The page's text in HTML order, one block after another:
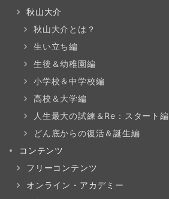
秋山大介
秋山大介とは？
生い立ち編
生後＆幼稚園編
小学校＆中学校編
高校＆大学編
人生最大の試練＆Re：スタート編
どん底からの復活＆誕生編
コンテンツ
フリーコンテンツ
オンライン・アカデミー